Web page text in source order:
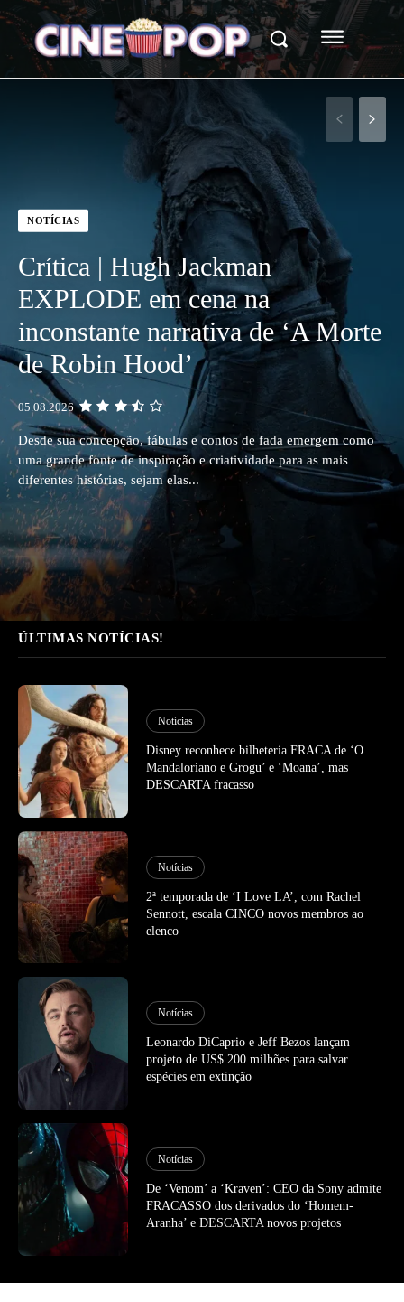
NOTÍCIAS
Crítica | Hugh Jackman
EXPLODE em cena na
inconstante narrativa de ‘A Morte
de Robin Hood’
05.08.2026
Desde sua concepção, fábulas e contos de fada emergem como
uma grande fonte de inspiração e criatividade para as mais
diferentes histórias, sejam elas...
ÚLTIMAS NOTÍCIAS!
Notícias
Disney reconhece bilheteria FRACA de ‘O
Mandaloriano e Grogu’ e ‘Moana’, mas
DESCARTA fracasso
Notícias
2ª temporada de ‘I Love LA’, com Rachel
Sennott, escala CINCO novos membros ao
elenco
Notícias
Leonardo DiCaprio e Jeff Bezos lançam
projeto de US$ 200 milhões para salvar
espécies em extinção
Notícias
De ‘Venom’ a ‘Kraven’: CEO da Sony admite
FRACASSO dos derivados do ‘Homem-
Aranha’ e DESCARTA novos projetos